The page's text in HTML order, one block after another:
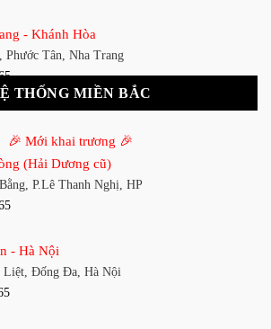
P. 4, Tân Bình, TP HCM
2 - TP. HCM
- Bình Dương
Phú, Thuận An, Bình Dương
- Đồng Nai
Tân Tiến, TP. Biên Hòa, Đồng Nai
- Khánh Hòa
Phước Tân, Nha Trang
Hưng Bình, TP Vinh, Nghệ An
Thuột
THỐNG MIỀN BẮC
🎉 Mới khai trương 🎉
(Hải Dương cũ)
P.Lê Thanh Nghị, HP
- Hà Nội
Liệt, Đống Đa, Hà Nội